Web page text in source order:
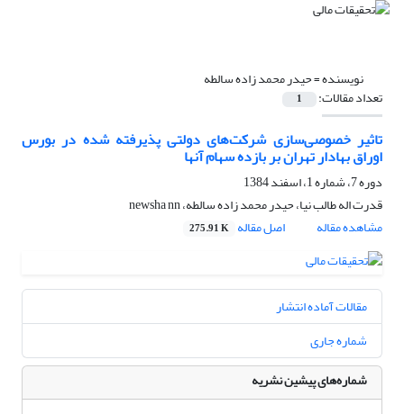
نویسنده =حیدر محمد زاده سالطه
تعداد مقالات: 1
تاثیر خصوصی‌سازی شرکت‌های دولتی پذیرفته شده در بورس
اوراق بهادار تهران بر بازده سهام آنها
دوره 7، شماره 1، اسفند 1384
قدرت اله طالب نیا، حیدر محمد زاده سالطه، newsha nn
مشاهده مقاله
اصل مقاله 275.91 K
مقالات آماده انتشار
شماره جاری
شماره‌های پیشین نشریه